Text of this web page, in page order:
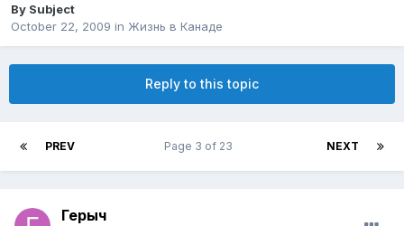
By Subject
October 22, 2009 in Жизнь в Канаде
Reply to this topic
PREV NEXT
Page 3 of 23
Герыч